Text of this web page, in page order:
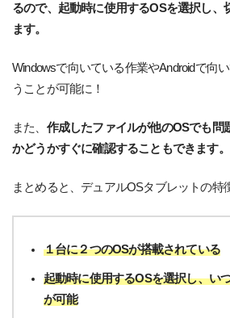
るので、起動時に使用するOSを選択し、
ます。
Windowsで向いている作業やAndroidで向
うことが可能に！
また、 作成したファイルが他のOSでも問
かどうかすぐに確認することもできます。
まとめると、デュアルOSタブレットの特
１台に２つのOSが搭載されている
起動時に使用するOSを選択し、い
が可能